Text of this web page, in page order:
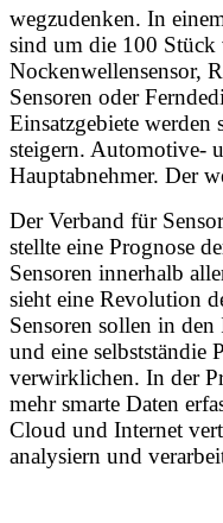
wegzudenken. In
sind um die 100
Nockenwellensensor,
Sensoren oder
Einsatzgebiete
steigern. Automotive-
Hauptabnehmer. Der
Der Verband für
stellte eine Prognose
Sensoren innerhalb
sieht eine Revolution
Sensoren sollen in
und eine selbstständie
verwirklichen. In der
mehr smarte Daten
Cloud und Internet
analysiern und